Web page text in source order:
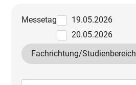
Messetag
19.05.2026
20.05.2026
Fachrichtung/Studienbereich